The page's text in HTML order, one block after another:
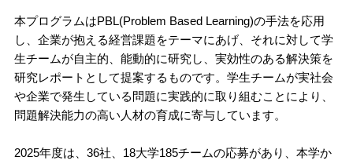
本プログラムはPBL(Problem Based Learning)の手法を応用
し、企業が抱える経営課題をテーマにあげ、それに対して学
生チームが自主的、能動的に研究し、実効性のある解決策を
研究レポートとして提案するものです。学生チームが実社会
や企業で発生している問題に実践的に取り組むことにより、
問題解決能力の高い人材の育成に寄与しています。
2025年度は、36社、18大学185チームの応募があり、本学か